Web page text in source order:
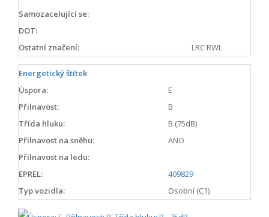
Samozacelující se:
DOT:
Ostatní značení:
LRC RWL
Energetický štítek
Úspora:
E
Přilnavost:
B
Třída hluku:
B (75dB)
Přilnavost na sněhu:
ANO
Přilnavost na ledu:
EPREL:
409829
Typ vozidla:
Osobní (C1)